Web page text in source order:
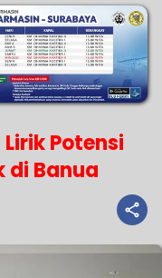
Lirik Potensi
di Banua